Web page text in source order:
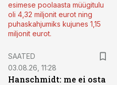
esimese poolaasta müügitulu
oli 4,32 miljonit eurot ning
puhaskahjumiks kujunes 1,15
miljonit eurot.
SAATED
03.08.26, 11:28
Hanschmidt: me ei osta